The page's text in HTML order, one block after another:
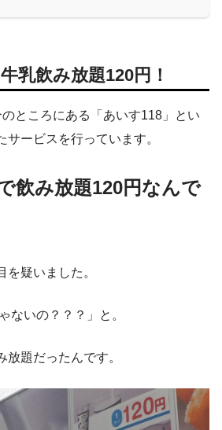
乳飲み放題120円！
ところにある「あいす118」とい
サービスを行っています。
飲み放題120円なんで
疑いました。
ないの？？？」と。
放題だったんです。